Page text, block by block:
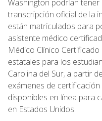
Washington podrían
transcripción oficial de la
están matriculados para
asistente médico
Médico Clínico
estatales para los
Carolina del Sur, a partir
exámenes de
disponibles en línea para
en Estados Unidos.